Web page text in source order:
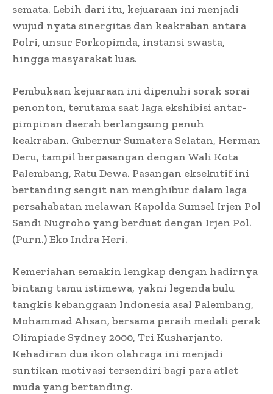
semata. Lebih dari itu, kejuaraan ini menjadi
wujud nyata sinergitas dan keakraban antara
Polri, unsur Forkopimda, instansi swasta,
hingga masyarakat luas.
​Pembukaan kejuaraan ini dipenuhi sorak sorai
penonton, terutama saat laga ekshibisi antar-
pimpinan daerah berlangsung penuh
keakraban. Gubernur Sumatera Selatan, Herman
Deru, tampil berpasangan dengan Wali Kota
Palembang, Ratu Dewa. Pasangan eksekutif ini
bertanding sengit nan menghibur dalam laga
persahabatan melawan Kapolda Sumsel Irjen Pol
Sandi Nugroho yang berduet dengan Irjen Pol.
(Purn.) Eko Indra Heri.
​Kemeriahan semakin lengkap dengan hadirnya
bintang tamu istimewa, yakni legenda bulu
tangkis kebanggaan Indonesia asal Palembang,
Mohammad Ahsan, bersama peraih medali perak
Olimpiade Sydney 2000, Tri Kusharjanto.
Kehadiran dua ikon olahraga ini menjadi
suntikan motivasi tersendiri bagi para atlet
muda yang bertanding.